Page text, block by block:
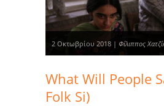
2 Οκτωβρίου 2018 | Φίλιππος
What Will People
Folk Si)